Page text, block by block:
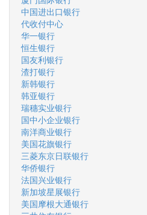
中国进出口银行
代收付中心
华一银行
恒生银行
国友利银行
渣打银行
新韩银行
韩亚银行
瑞穗实业银行
国中小企业银行
南洋商业银行
美国花旗银行
三菱东京日联银行
华侨银行
法国兴业银行
新加坡星展银行
美国摩根大通银行